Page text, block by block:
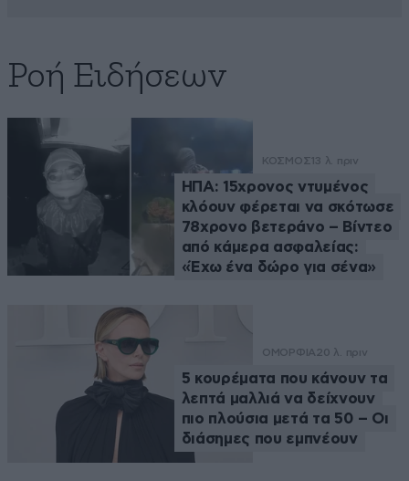
Ροή Ειδήσεων
ΚΟΣΜΟΣ 13 λ. πριν
ΗΠΑ: 15χρονος ντυμένος
κλόουν φέρεται να σκότωσε
78χρονο βετεράνο – Βίντεο
από κάμερα ασφαλείας:
«Έχω ένα δώρο για σένα»
ΟΜΟΡΦΙΑ20 λ. πριν
5 κουρέματα που κάνουν τα
λεπτά μαλλιά να δείχνουν
πιο πλούσια μετά τα 50 – Οι
διάσημες που εμπνέουν